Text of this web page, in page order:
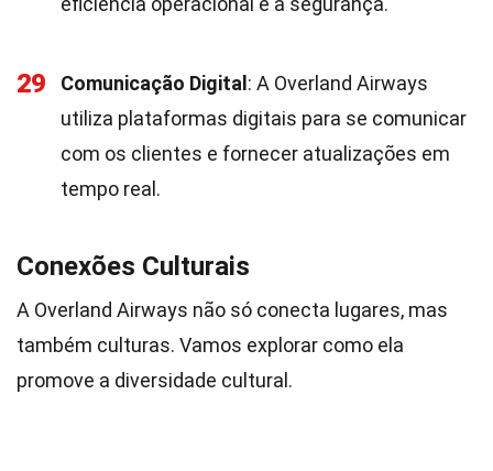
29 Comunicação Digital : A Overland Airways
utiliza plataformas digitais para se comunicar
com os clientes e fornecer atualizações em
tempo real.
Conexões Culturais
A Overland Airways não só conecta lugares, mas
também culturas. Vamos explorar como ela
promove a diversidade cultural.